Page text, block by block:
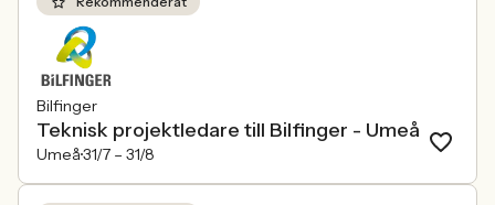
Bilfinger
Teknisk projektledare till Bilfinger - Umeå
Umeå31/7 – 31/8